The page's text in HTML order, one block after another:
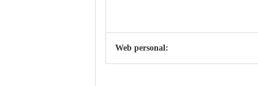
Web personal: